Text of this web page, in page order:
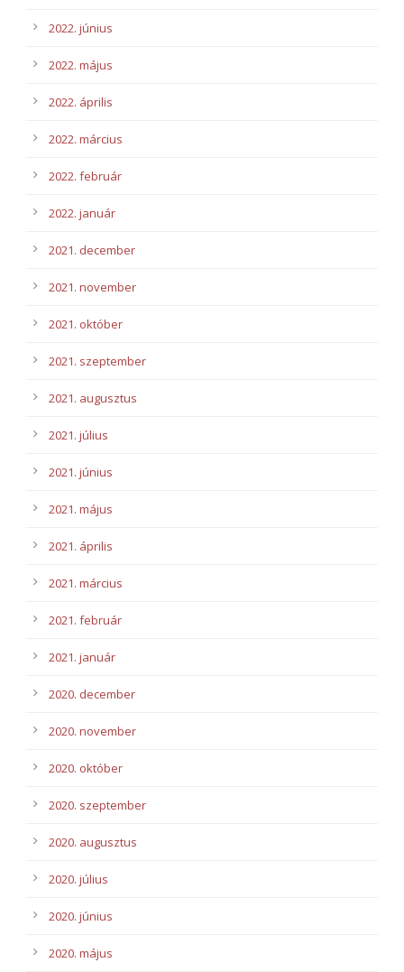
2022. június
2022. május
2022. április
2022. március
2022. február
2022. január
2021. december
2021. november
2021. október
2021. szeptember
2021. augusztus
2021. július
2021. június
2021. május
2021. április
2021. március
2021. február
2021. január
2020. december
2020. november
2020. október
2020. szeptember
2020. augusztus
2020. július
2020. június
2020. május